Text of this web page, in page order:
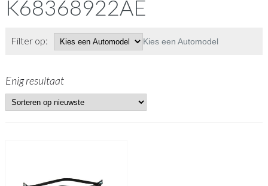
K68368922AE
Filter op: Kies een Automodel
Enig resultaat